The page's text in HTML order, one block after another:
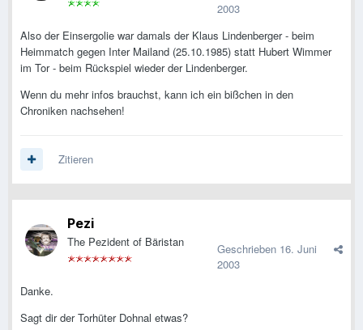
2003
Also der Einsergolie war damals der Klaus Lindenberger - beim
Heimmatch gegen Inter Mailand (25.10.1985) statt Hubert Wimmer
im Tor - beim Rückspiel wieder der Lindenberger.
Wenn du mehr infos brauchst, kann ich ein bißchen in den
Chroniken nachsehen!
Zitieren
Pezi
The Pezident of Bäristan Geschrieben 16. Juni
2003
Danke.
Sagt dir der Torhüter Dohnal etwas?